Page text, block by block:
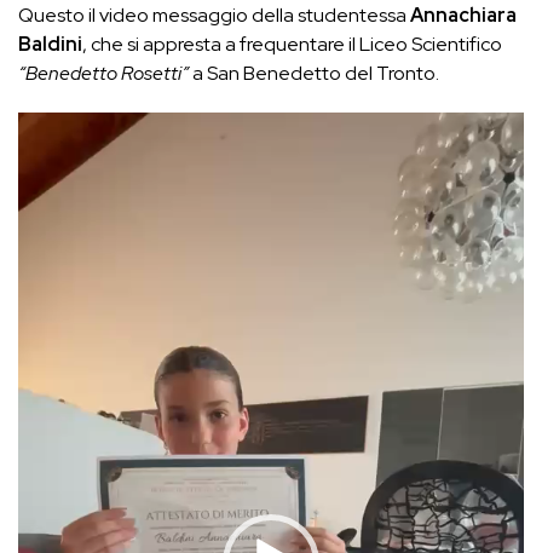
Questo il video messaggio della studentessaAnnachiara
Baldini, che si appresta a frequentare il Liceo Scientifico
“Benedetto Rosetti”a San Benedetto del Tronto.
Player